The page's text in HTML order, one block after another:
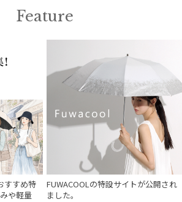
Feature
すすめ特
や軽量
FUWACOOLの特設サイトが公開され
ました。